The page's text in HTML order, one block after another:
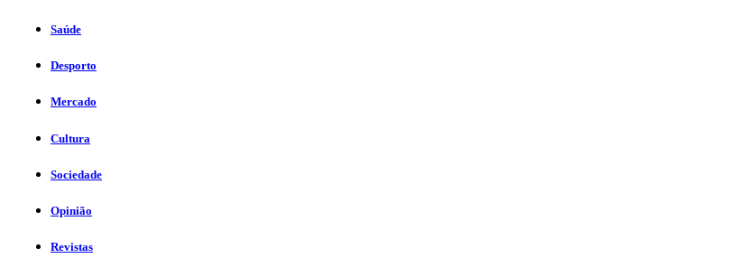
Saúde
Desporto
Mercado
Cultura
Sociedade
Opinião
Revistas